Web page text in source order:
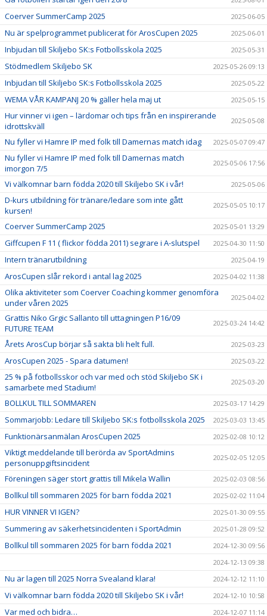
Coerver SummerCamp 2025 2025-06-05
Nu är spelprogrammet publicerat för ArosCupen 2025 2025-06-01
Inbjudan till Skiljebo SK:s Fotbollsskola 2025 2025-05-31
Stödmedlem Skiljebo SK 2025-05-26 09:13
Inbjudan till Skiljebo SK:s Fotbollsskola 2025 2025-05-22
WEMA VÅR KAMPANJ 20 % gäller hela maj ut 2025-05-15
Hur vinner vi igen – lärdomar och tips från en inspirerande
idrottskväll
2025-05-08
Nu fyller vi Hamre IP med folk till Damernas match idag 2025-05-07 09:47
Nu fyller vi Hamre IP med folk till Damernas match
imorgon 7/5
2025-05-06 17:56
Vi välkomnar barn födda 2020 till Skiljebo SK i vår! 2025-05-06
D-kurs utbildning för tränare/ledare som inte gått
kursen!
2025-05-05 10:17
Coerver SummerCamp 2025 2025-05-01 13:29
Giffcupen F 11 ( flickor födda 2011) segrare i A-slutspel 2025-04-30 11:50
Intern tränarutbildning 2025-04-19
ArosCupen slår rekord i antal lag 2025 2025-04-02 11:38
Olika aktiviteter som Coerver Coaching kommer genomföra
under våren 2025
2025-04-02
Grattis Niko Grgic Sallanto till uttagningen P16/09
FUTURE TEAM
2025-03-24 14:42
Årets ArosCup börjar så sakta bli helt full. 2025-03-23
ArosCupen 2025 - Spara datumen! 2025-03-22
25 % på fotbollsskor och var med och stöd Skiljebo SK i
samarbete med Stadium!
2025-03-20
BOLLKUL TILL SOMMAREN 2025-03-17 14:29
Sommarjobb: Ledare till Skiljebo SK:s fotbollsskola 2025 2025-03-03 13:45
Funktionärsanmälan ArosCupen 2025 2025-02-08 10:12
Viktigt meddelande till berörda av SportAdmins
personuppgiftsincident
2025-02-05 12:05
Föreningen säger stort grattis till Mikela Wallin 2025-02-03 08:56
Bollkul till sommaren 2025 för barn födda 2021 2025-02-02 11:04
HUR VINNER VI IGEN? 2025-01-30 09:55
Summering av säkerhetsincidenten i SportAdmin 2025-01-28 09:52
Bollkul till sommaren 2025 för barn födda 2021
2024-12-30 09:56
2024-12-13 09:38
Nu är lagen till 2025 Norra Svealand klara! 2024-12-12 11:10
Vi välkomnar barn födda 2020 till Skiljebo SK i vår! 2024-12-10 10:58
Var med och bidra… 2024-12-07 11:14